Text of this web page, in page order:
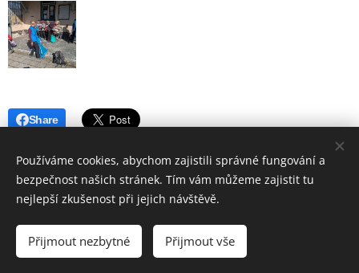
Share
© 2019 Hostinec u nádraží Červenka | Všechna práva vyhrazena
Vytvořeno službouWebnode
Používáme cookies, abychom zajistili správné fungování a
bezpečnost našich stránek. Tím vám můžeme zajistit tu
nejlepší zkušenost při jejich návštěvě.
Přijmout nezbytné Přijmout vše